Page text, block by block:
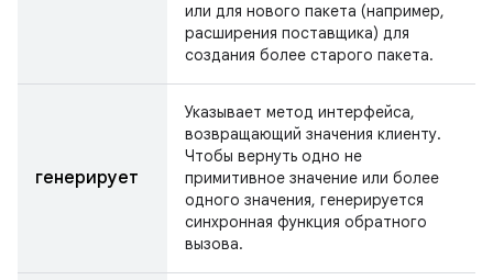
или для нового пакета (например,
расширения поставщика) для
создания более старого пакета.
генерирует
Указывает метод интерфейса,
возвращающий значения клиенту.
Чтобы вернуть одно не
примитивное значение или более
одного значения, генерируется
синхронная функция обратного
вызова.